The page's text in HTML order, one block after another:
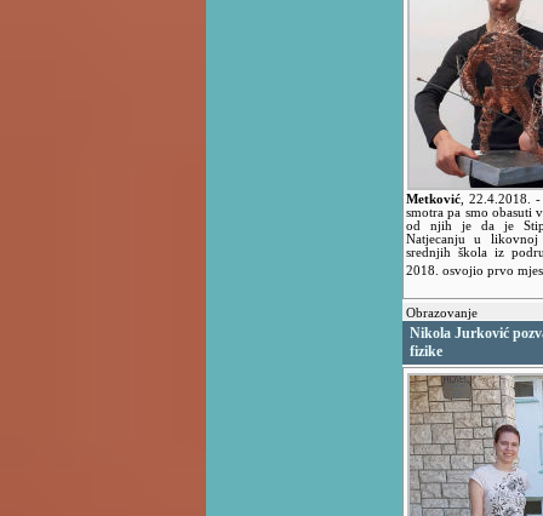
Metković 22.4.2018. -
smotra pa smo obasuti
od njih je da je
Natjecanju u
srednjih škola iz
2018. osvojio prvo
Obrazovanje
Nikola Jurković
fizike